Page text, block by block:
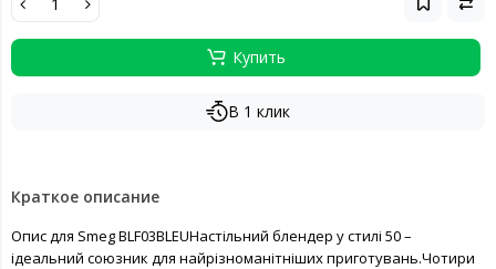
Купить
В 1 клик
Краткое описание
Опис для Smeg BLF03BLEUНастільний блендер у стилі 50 –
ідеальний союзник для найрізноманітніших приготувань.Чотири